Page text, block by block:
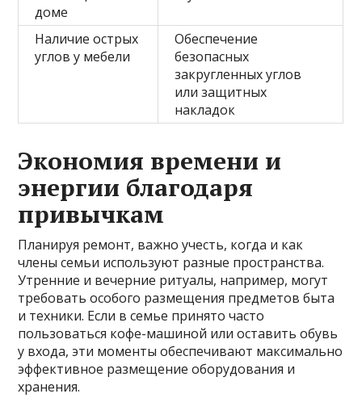
доме
Наличие острых
углов у мебели
Обеспечение
безопасных
закругленных углов
или защитных
накладок
Экономия времени и
энергии благодаря
привычкам
Планируя ремонт, важно учесть, когда и как
члены семьи используют разные пространства.
Утренние и вечерние ритуалы, например, могут
требовать особого размещения предметов быта
и техники. Если в семье принято часто
пользоваться кофе-машиной или оставить обувь
у входа, эти моменты обеспечивают максимально
эффективное размещение оборудования и
хранения.